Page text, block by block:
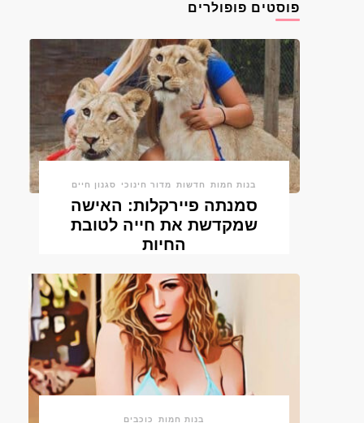
פוסטים פופולרים
בנות חמות חדשות מדור חינוכי סגנון חיים
סמנתה פיירקלות: האישה
שמקדשת את חייה לטובת
החיות
בנות חמות כוכבים